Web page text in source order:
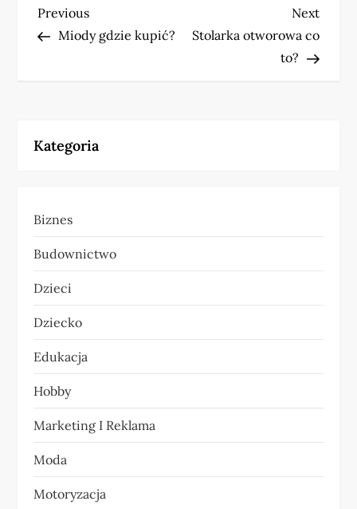
N
a
g
c
j
a
w
p
i
s
u
Previous
Post
Previous
Miody gdzie kupić?
Next
Post
Next
Stolarka otworowa co
to?
Kategoria
Biznes
Budownictwo
Dzieci
Dziecko
Edukacja
Hobby
Marketing I Reklama
Moda
Motoryzacja